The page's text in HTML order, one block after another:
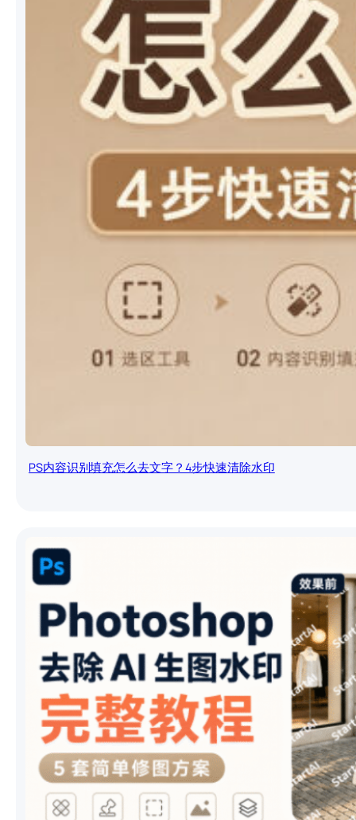
PS内容识别填充怎么去文字？4步快速清除水印